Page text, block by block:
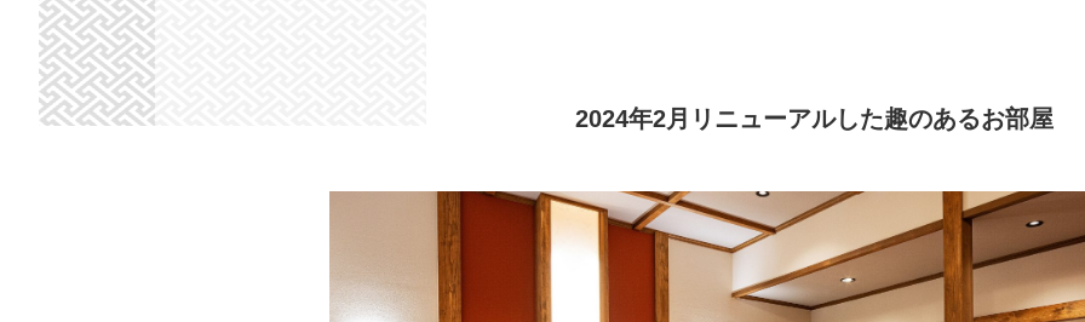
2024年2月リニューアルした趣のあるお部屋